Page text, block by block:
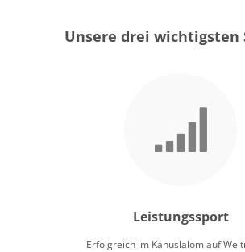
Unsere drei wichtigsten
Leistungssport
Erfolgreich im Kanuslalom auf